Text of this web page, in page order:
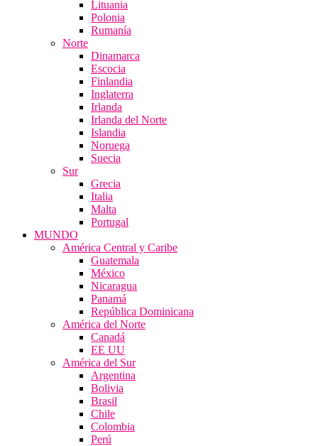
Lituania
Polonia
Rumanía
Norte
Dinamarca
Escocia
Finlandia
Inglaterra
Irlanda
Irlanda del Norte
Islandia
Noruega
Suecia
Sur
Grecia
Italia
Malta
Portugal
MUNDO
América Central y Caribe
Guatemala
México
Nicaragua
Panamá
República Dominicana
América del Norte
Canadá
EE UU
América del Sur
Argentina
Bolivia
Brasil
Chile
Colombia
Perú